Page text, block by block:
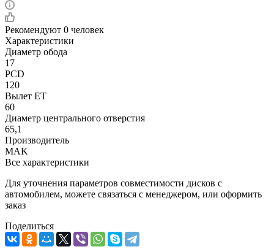
Рекомендуют 0 человек
Характеристики
Диаметр обода
17
PCD
120
Вылет ET
60
Диаметр центрального отверстия
65,1
Производитель
MAK
Все характеристики
Для уточнения параметров совместимости дисков с
автомобилем, можете связаться с менеджером, или оформить
заказ
Поделиться